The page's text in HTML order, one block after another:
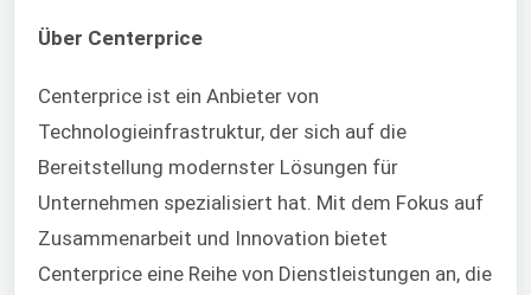
Über Centerprice
Centerprice ist ein Anbieter von
Technologieinfrastruktur, der sich auf die
Bereitstellung modernster Lösungen für
Unternehmen spezialisiert hat. Mit dem Fokus auf
Zusammenarbeit und Innovation bietet
Centerprice eine Reihe von Dienstleistungen an, die